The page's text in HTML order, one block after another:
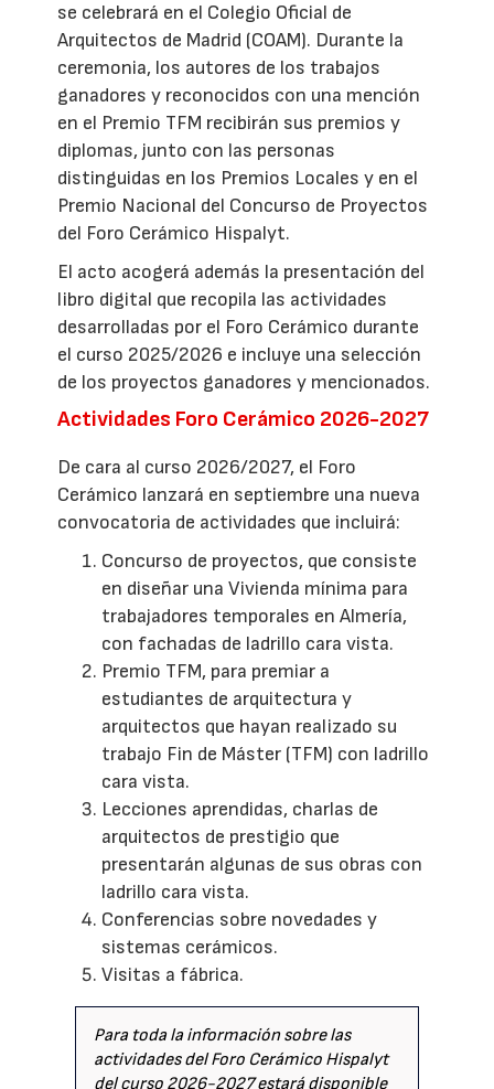
se celebrará en el Colegio Oficial de
Arquitectos de Madrid (COAM). Durante la
ceremonia, los autores de los trabajos
ganadores y reconocidos con una mención
en el Premio TFM recibirán sus premios y
diplomas, junto con las personas
distinguidas en los Premios Locales y en el
Premio Nacional del Concurso de Proyectos
del Foro Cerámico Hispalyt.
El acto acogerá además la presentación del
libro digital que recopila las actividades
desarrolladas por el Foro Cerámico durante
el curso 2025/2026 e incluye una selección
de los proyectos ganadores y mencionados.
Actividades Foro Cerámico 2026-2027
De cara al curso 2026/2027, el Foro
Cerámico lanzará en septiembre una nueva
convocatoria de actividades que incluirá:
Concurso de proyectos, que consiste
en diseñar una Vivienda mínima para
trabajadores temporales en Almería,
con fachadas de ladrillo cara vista.
Premio TFM, para premiar a
estudiantes de arquitectura y
arquitectos que hayan realizado su
trabajo Fin de Máster (TFM) con ladrillo
cara vista.
Lecciones aprendidas, charlas de
arquitectos de prestigio que
presentarán algunas de sus obras con
ladrillo cara vista.
Conferencias sobre novedades y
sistemas cerámicos.
Visitas a fábrica.
Para toda la información sobre las
actividades del Foro Cerámico Hispalyt
del curso 2026-2027 estará disponible